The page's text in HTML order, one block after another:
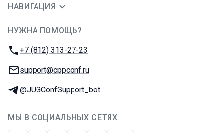
НАВИГАЦИЯ
НУЖНА ПОМОЩЬ?
Телефон:
+7 (812) 313-27-23
E-mail:
support@cppconf.ru
Телеграм:
@JUGConfSupport_bot
МЫ В СОЦИАЛЬНЫХ СЕТЯХ